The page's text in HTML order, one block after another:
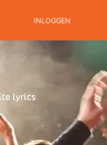
INLOGGEN